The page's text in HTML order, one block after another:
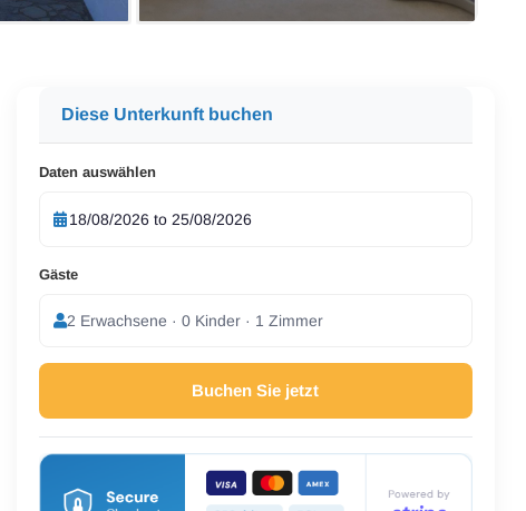
Diese Unterkunft buchen
Daten auswählen
Gäste
2 Erwachsene · 0 Kinder · 1 Zimmer
Buchen Sie jetzt